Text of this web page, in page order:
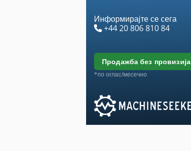
Информирајте се сега
+44 20 806 810 84
продажба без провизија
*по оглас/месечно